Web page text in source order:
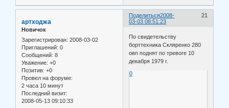
Поделиться 21
2008-
03-03 08:51:23
артходжа
Новичок
Зарегистрирован: 2008-03-02
Приглашений: 0
Сообщений: 8
Уважение: +0
Позитив: +0
Провел на форуме:
2 часа 10 минут
Последний визит:
2008-05-13 09:10:33
По свидетельству
борттехника Скляренко 280
овп поднят по тревоге 10
декабря 1979 г.
0